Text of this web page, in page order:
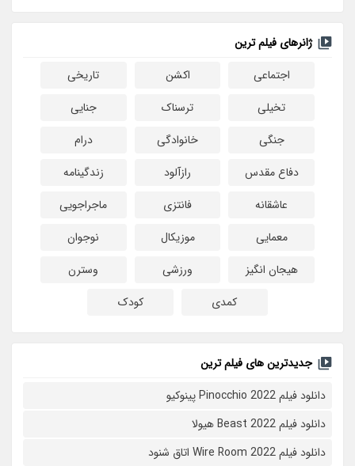
ژانرهای فیلم ترین
اجتماعی
اکشن
تاریخی
تخیلی
ترسناک
جنایی
جنگی
خانوادگی
درام
دفاع مقدس
رازآلود
زندگینامه
عاشقانه
فانتزی
ماجراجویی
معمایی
موزیکال
نوجوان
هیجان انگیز
ورزشی
وسترن
کمدی
کودک
جدیدترین های فیلم ترین
دانلود فیلم Pinocchio 2022 پینوکیو
دانلود فیلم Beast 2022 هیولا
دانلود فیلم Wire Room 2022 اتاق شنود